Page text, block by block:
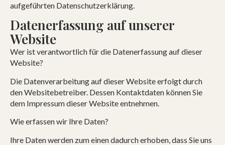
aufgeführten Datenschutzerklärung.
Datenerfassung auf unserer
Website
Wer ist verantwortlich für die Datenerfassung auf dieser
Website?
Die Datenverarbeitung auf dieser Website erfolgt durch
den Websitebetreiber. Dessen Kontaktdaten können Sie
dem Impressum dieser Website entnehmen.
Wie erfassen wir Ihre Daten?
Ihre Daten werden zum einen dadurch erhoben, dass Sie uns